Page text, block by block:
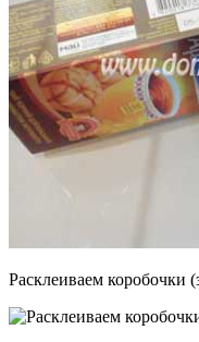
Расклеиваем коробочки